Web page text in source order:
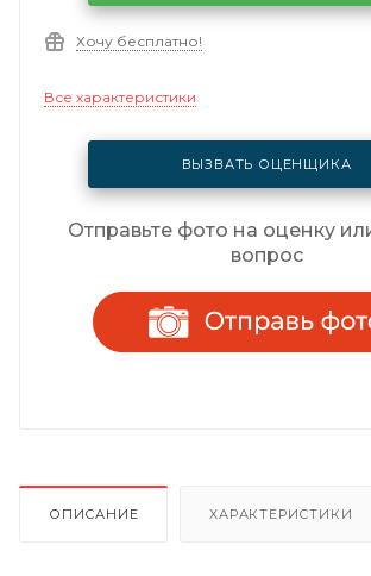
Хочу бесплатно!
Все характеристики
ВЫЗВАТЬ ОЦЕНЩИКА
Отправьте фото на оценку
вопрос
ОПИСАНИЕ ХАРАКТЕРИСТИКИ